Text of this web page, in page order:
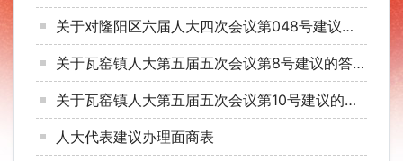
关于对隆阳区六届人大四次会议第048号建议的答复
关于瓦窑镇人大第五届五次会议第8号建议的答复
关于瓦窑镇人大第五届五次会议第10号建议的答复
人大代表建议办理面商表